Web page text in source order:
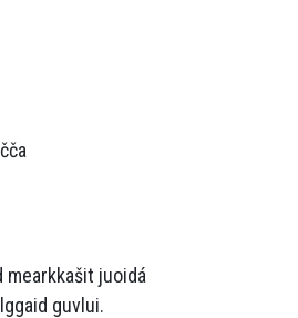
juoidá
guvlui.